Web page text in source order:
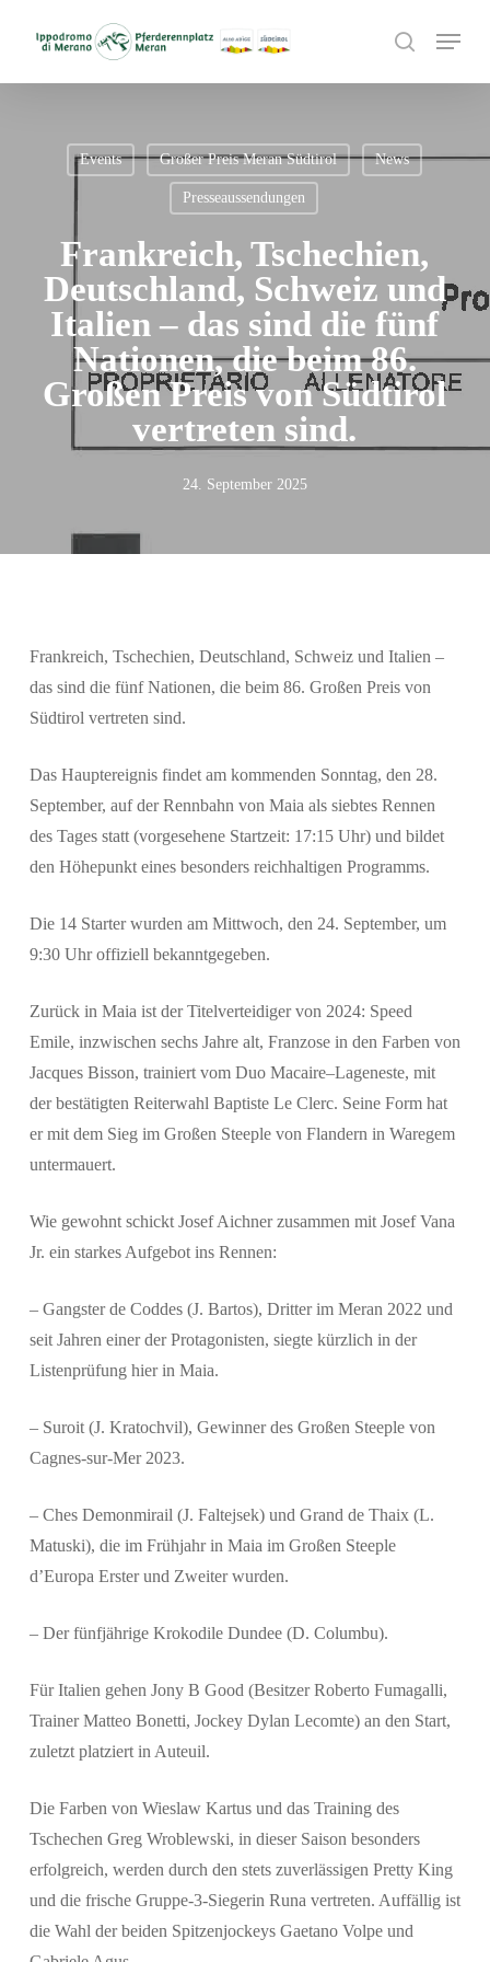
search
Menu
Events Großer Preis Meran Südtirol News
Presseaussendungen
Frankreich, Tschechien,
Deutschland, Schweiz und
Italien – das sind die fünf
Nationen, die beim 86.
Großen Preis von Südtirol
vertreten sind.
24. September 2025
Frankreich, Tschechien, Deutschland, Schweiz und Italien –
das sind die fünf Nationen, die beim 86. Großen Preis von
Südtirol vertreten sind.
Das Hauptereignis findet am kommenden Sonntag, den 28.
September, auf der Rennbahn von Maia als siebtes Rennen
des Tages statt (vorgesehene Startzeit: 17:15 Uhr) und bildet
den Höhepunkt eines besonders reichhaltigen Programms.
Die 14 Starter wurden am Mittwoch, den 24. September, um
9:30 Uhr offiziell bekanntgegeben.
Zurück in Maia ist der Titelverteidiger von 2024: Speed
Emile, inzwischen sechs Jahre alt, Franzose in den Farben von
Jacques Bisson, trainiert vom Duo Macaire–Lageneste, mit
der bestätigten Reiterwahl Baptiste Le Clerc. Seine Form hat
er mit dem Sieg im Großen Steeple von Flandern in Waregem
untermauert.
Wie gewohnt schickt Josef Aichner zusammen mit Josef Vana
Jr. ein starkes Aufgebot ins Rennen:
– Gangster de Coddes (J. Bartos), Dritter im Meran 2022 und
seit Jahren einer der Protagonisten, siegte kürzlich in der
Listenprüfung hier in Maia.
– Suroit (J. Kratochvil), Gewinner des Großen Steeple von
Cagnes-sur-Mer 2023.
– Ches Demonmirail (J. Faltejsek) und Grand de Thaix (L.
Matuski), die im Frühjahr in Maia im Großen Steeple
d’Europa Erster und Zweiter wurden.
– Der fünfjährige Krokodile Dundee (D. Columbu).
Für Italien gehen Jony B Good (Besitzer Roberto Fumagalli,
Trainer Matteo Bonetti, Jockey Dylan Lecomte) an den Start,
zuletzt platziert in Auteuil.
Die Farben von Wieslaw Kartus und das Training des
Tschechen Greg Wroblewski, in dieser Saison besonders
erfolgreich, werden durch den stets zuverlässigen Pretty King
und die frische Gruppe-3-Siegerin Runa vertreten. Auffällig ist
die Wahl der beiden Spitzenjockeys Gaetano Volpe und